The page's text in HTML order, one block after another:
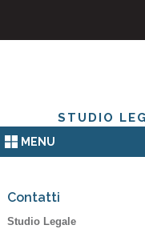
STUDIO
MENU
Contatti
Studio Legale